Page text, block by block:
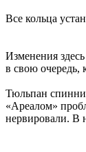
Все кольца
Изменения
в свою очередь,
Тюльпан
«Ареалом»
нервировали. В